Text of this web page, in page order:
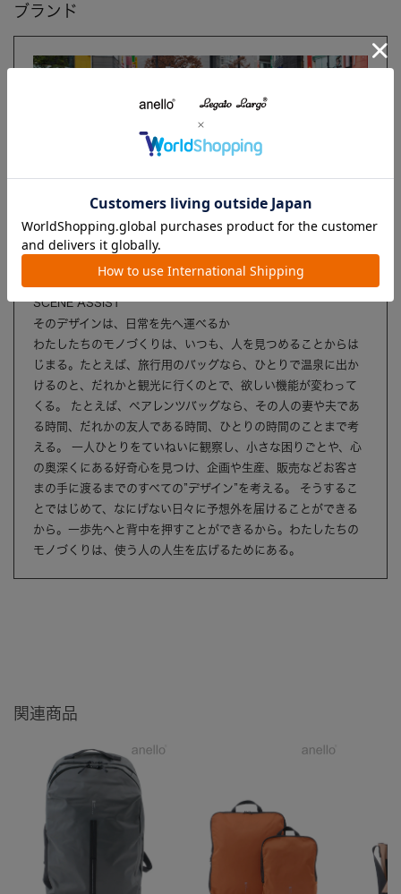
ブランド
SCENE ASSIST
そのデザインは、日常を先へ運べるか
わたしたちのモノづくりは、いつも、人を見つめることからは
じまる。たとえば、旅行用のバッグなら、ひとりで温泉に出か
けるのと、だれかと観光に行くのとで、欲しい機能が変わって
くる。 たとえば、ペアレンツバッグなら、その人の妻や夫であ
る時間、だれかの友人である時間、ひとりの時間のことまで考
える。 一人ひとりをていねいに観察し、小さな困りごとや、心
の奥深くにある好奇心を見つけ、企画や生産、販売などお客さ
まの手に渡るまでのすべての”デザイン”を考える。 そうするこ
とではじめて、なにげない日々に予想外を届けることができる
から。一歩先へと背中を押すことができるから。わたしたちの
モノづくりは、使う人の人生を広げるためにある。
関連商品